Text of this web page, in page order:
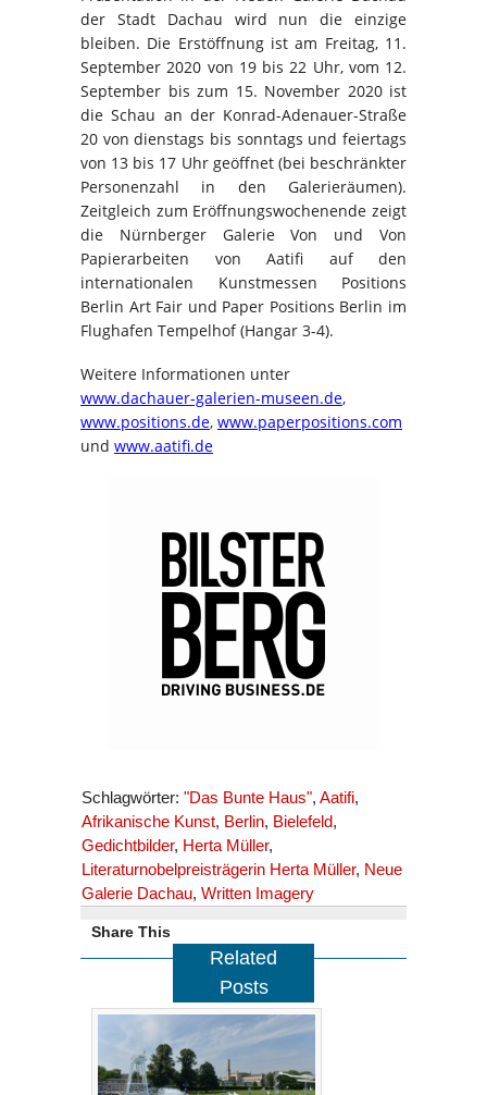
der Stadt Dachau wird nun die einzige
bleiben. Die Erstöffnung ist am Freitag, 11.
September 2020 von 19 bis 22 Uhr, vom 12.
September bis zum 15. November 2020 ist
die Schau an der Konrad-Adenauer-Straße
20 von dienstags bis sonntags und feiertags
von 13 bis 17 Uhr geöffnet (bei beschränkter
Personenzahl in den Galerieräumen).
Zeitgleich zum Eröffnungswochenende zeigt
die Nürnberger Galerie Von und Von
Papierarbeiten von Aatifi auf den
internationalen Kunstmessen Positions
Berlin Art Fair und Paper Positions Berlin im
Flughafen Tempelhof (Hangar 3-4).
Weitere Informationen unter
www.dachauer-galerien-museen.de,
www.positions.de, www.paperpositions.com
und www.aatifi.de
Schlagwörter: "Das Bunte Haus", Aatifi,
Afrikanische Kunst, Berlin, Bielefeld,
Gedichtbilder, Herta Müller,
Literaturnobelpreisträgerin Herta Müller, Neue
Galerie Dachau, Written Imagery
Share This
Related
Posts